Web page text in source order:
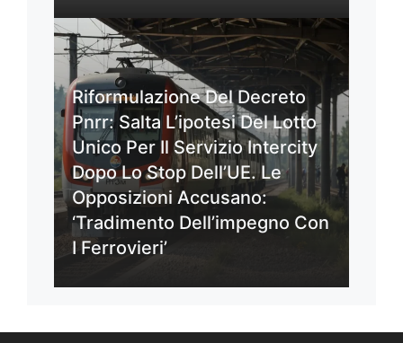
Riformulazione Del Decreto
Pnrr: Salta L’ipotesi Del Lotto
Unico Per Il Servizio Intercity
Dopo Lo Stop Dell’UE. Le
Opposizioni Accusano:
‘Tradimento Dell’impegno Con
I Ferrovieri’